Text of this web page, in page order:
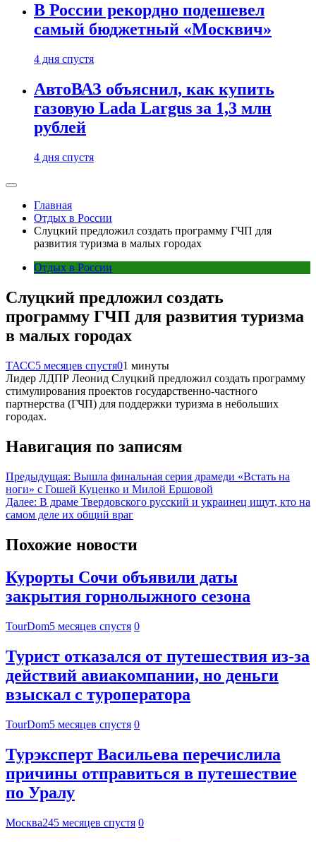
В России рекордно подешевел
самый бюджетный «Москвич»
4 дня спустя
АвтоВАЗ объяснил, как купить
газовую Lada Largus за 1,3 млн
рублей
4 дня спустя
Главная
Отдых в России
Слуцкий предложил создать программу ГЧП для
развития туризма в малых городах
Отдых в России
Слуцкий предложил создать
программу ГЧП для развития туризма
в малых городах
ТАСС5 месяцев спустя01 минуты
Лидер ЛДПР Леонид Слуцкий предложил создать программу
стимулирования проектов государственно-частного
партнерства (ГЧП) для поддержки туризма в небольших
городах.
Навигация по записям
Предыдущая: Вышла финальная серия драмеди «Встать на
ноги» с Гошей Куценко и Милой Ершовой
Далее: В драме Твердовского русский и украинец ищут, кто на
самом деле их общий враг
Похожие новости
Курорты Сочи объявили даты
закрытия горнолыжного сезона
TourDom5 месяцев спустя 0
Турист отказался от путешествия из-за
действий авиакомпании, но деньги
взыскал с туроператора
TourDom5 месяцев спустя 0
Турэксперт Васильева перечислила
причины отправиться в путешествие
по Уралу
Москва245 месяцев спустя 0